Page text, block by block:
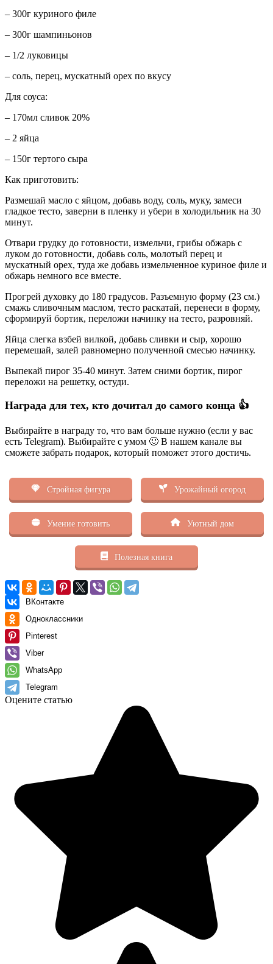
– 300г куриного филе
– 300г шампиньонов
– 1/2 луковицы
– соль, перец, мускатный орех по вкусу
Для соуса:
– 170мл сливок 20%
– 2 яйца
– 150г тертого сыра
Как приготовить:
Размешай масло с яйцом, добавь воду, соль, муку, замеси
гладкое тесто, заверни в пленку и убери в холодильник на 30
минут.
Отвари грудку до готовности, измельчи, грибы обжарь с
луком до готовности, добавь соль, молотый перец и
мускатный орех, туда же добавь измельченное куриное филе и
обжарь немного все вместе.
Прогрей духовку до 180 градусов. Разъемную форму (23 см.)
смажь сливочным маслом, тесто раскатай, перенеси в форму,
сформируй бортик, переложи начинку на тесто, разровняй.
Яйца слегка взбей вилкой, добавь сливки и сыр, хорошо
перемешай, залей равномерно полученной смесью начинку.
Выпекай пирог 35-40 минут. Затем сними бортик, пирог
переложи на решетку, остуди.
Награда для тех, кто дочитал до самого конца 👍
Выбирайте в награду то, что вам больше нужно (если у вас
есть Telegram). Выбирайте с умом 🙂 В нашем канале вы
сможете забрать подарок, который поможет этого достичь.
Стройная фигура Урожайный огород
Умение готовить Уютный дом
Полезная книга
ВКонтакте
Одноклассники
Pinterest
Viber
WhatsApp
Telegram
Оцените статью